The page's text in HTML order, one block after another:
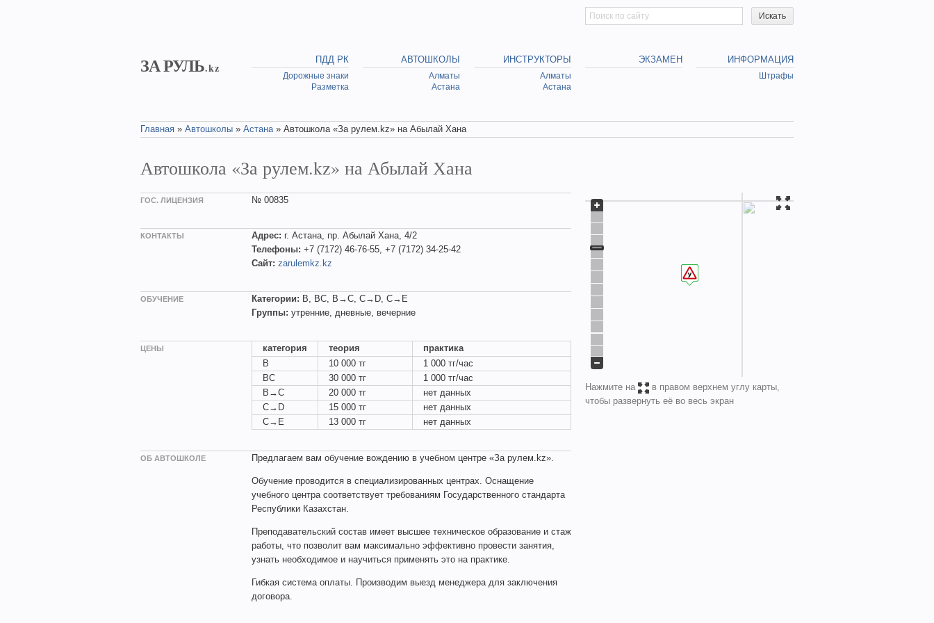
Search form
Искать
ЗА РУЛЬ.kz
ПДД РК
Дорожные знаки
Разметка
АВТОШКОЛЫ
Алматы
Астана
ИНСТРУКТОРЫ
Алматы
Астана
ЭКЗАМЕН ИНФОРМАЦИЯ
Штрафы
Главная » Автошколы » Астана» Автошкола «За рулем.kz» на Абылай Хана
Автошкола «За рулем.kz» на Абылай Хана
ГОС. ЛИЦЕНЗИЯ № 00835
КОНТАКТЫ Адрес: г. Астана, пр. Абылай Хана, 4/2
Телефоны: +7 (7172) 46-76-55, +7 (7172) 34-25-42
Сайт: zarulemkz.kz
ОБУЧЕНИЕ Категории: B, BC, B→C, C→D, C→E
Группы: утренние, дневные, вечерние
ЦЕНЫ категория теория
практика
B
10 000 тг
1 000 тг/час
BC
30 000 тг
1 000 тг/час
B→C
20 000 тг
нет данных
C→D
15 000 тг
нет данных
C→E
13 000 тг нет данных
ОБ АВТОШКОЛЕ Предлагаем вам обучение вождению в учебном центре «За рулем.kz».
Обучение проводится в специализированных центрах. Оснащение
учебного центра соответствует требованиям Государственного стандарта
Республики Казахстан.
Преподавательский состав имеет высшее техническое образование и стаж
работы, что позволит вам максимально эффективно провести занятия,
узнать необходимое и научиться применять это на практике.
Гибкая система оплаты. Производим выезд менеджера для заключения
договора.
Нажмите на
в правом верхнем углу карты,
чтобы развернуть её во весь экран